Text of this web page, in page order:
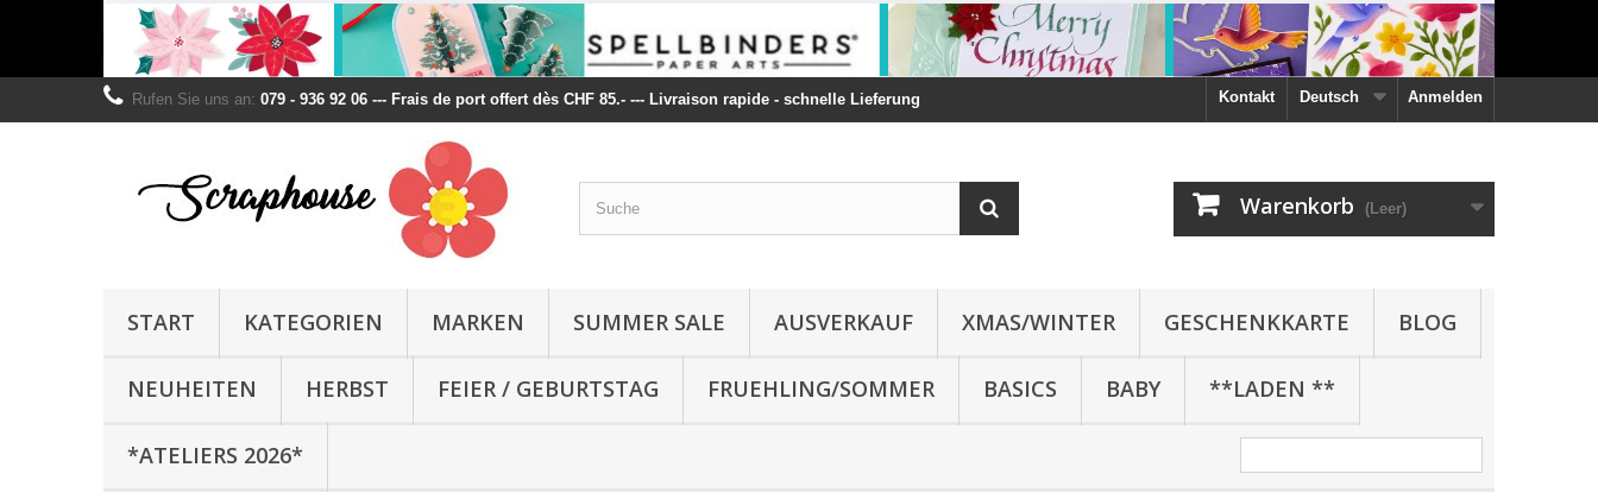
Anmelden
Deutsch
Kontakt
Rufen Sie uns an: 079 - 936 92 06 --- Frais de port offert dès CHF 85.- --- Livraison rapide - schnelle Lieferung
Warenkorb (Leer)
START KATEGORIEN MARKEN SUMMER SALE AUSVERKAUF XMAS/WINTER GESCHENKKARTE BLOG
NEUHEITEN HERBST FEIER / GEBURTSTAG FRUEHLING/SOMMER BASICS BABY **LADEN **
*ATELIERS 2026*